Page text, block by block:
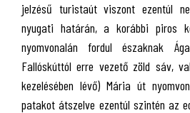
jelzésű turistaút viszont ezentúl
nyugati határán, a korábbi piros
nyomvonalán fordul északnak
Fallóskúttól erre vezető zöld sáv,
kezelésében lévő) Mária út
patakot átszelve ezentúl szintén az